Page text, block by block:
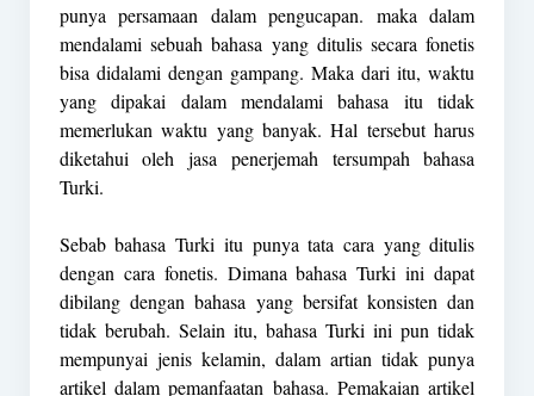
punya persamaan dalam pengucapan. maka dalam
mendalami sebuah bahasa yang ditulis secara fonetis
bisa didalami dengan gampang. Maka dari itu, waktu
yang dipakai dalam mendalami bahasa itu tidak
memerlukan waktu yang banyak. Hal tersebut harus
diketahui oleh jasa penerjemah tersumpah bahasa
Turki.
Sebab bahasa Turki itu punya tata cara yang ditulis
dengan cara fonetis. Dimana bahasa Turki ini dapat
dibilang dengan bahasa yang bersifat konsisten dan
tidak berubah. Selain itu, bahasa Turki ini pun tidak
mempunyai jenis kelamin, dalam artian tidak punya
artikel dalam pemanfaatan bahasa. Pemakaian artikel